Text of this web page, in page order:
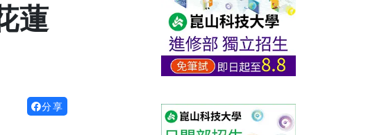
蓮
分享